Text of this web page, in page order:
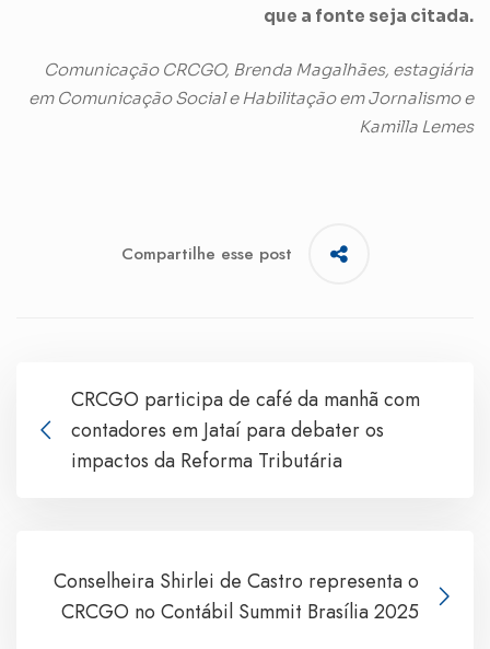
que a fonte seja citada.
Comunicação CRCGO, Brenda Magalhães, estagiária
em Comunicação Social e Habilitação em Jornalismo e
Kamilla Lemes
Compartilhe esse post
CRCGO participa de café da manhã com
contadores em Jataí para debater os
impactos da Reforma Tributária
Conselheira Shirlei de Castro representa o
CRCGO no Contábil Summit Brasília 2025